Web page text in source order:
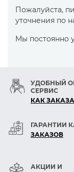
Пожалуйста,
уточнения по
Мы постоянно
УДОБНЫЙ
СЕРВИС
КАК
ГАРАНТИИ
ЗАКАЗОВ
АКЦИИ И